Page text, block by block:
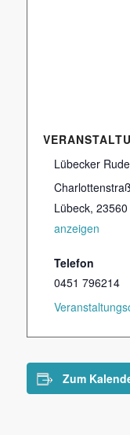
Lübecker
Lübeck, 23560
anzeigen
Telefon
0451 796214
Zum